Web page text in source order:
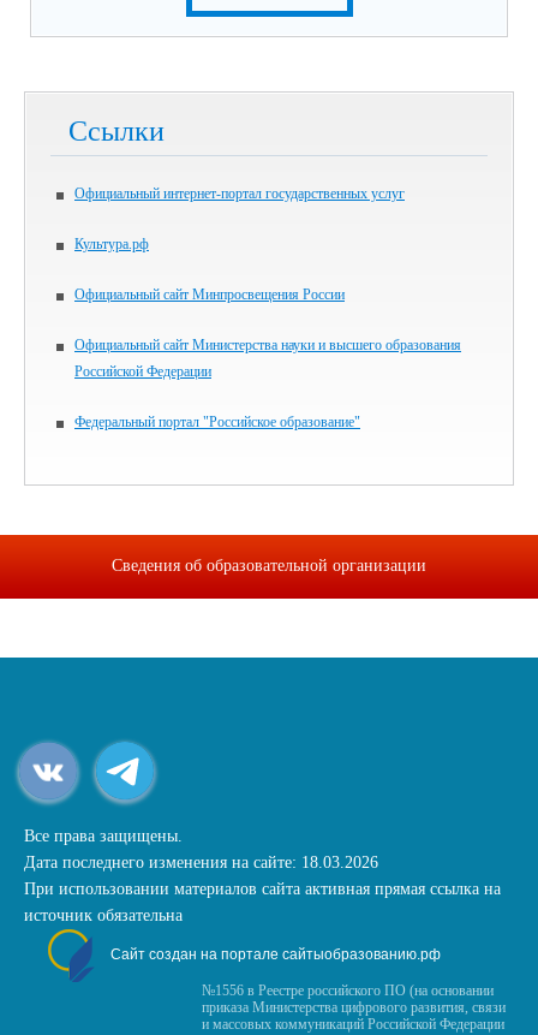
Ссылки
Официальный интернет-портал государственных услуг
Культура.рф
Официальный сайт Минпросвещения России
Официальный сайт Министерства науки и высшего образования
Российской Федерации
Федеральный портал "Российское образование"
Сведения об образовательной организации
Все права защищены.
Дата последнего изменения на сайте: 18.03.2026
При использовании материалов сайта активная прямая ссылка на
источник обязательна
Сайт создан на портале сайтыобразованию.рф
№1556 в Реестре российского ПО (на основании
приказа Министерства цифрового развития, связи
и массовых коммуникаций Российской Федерации